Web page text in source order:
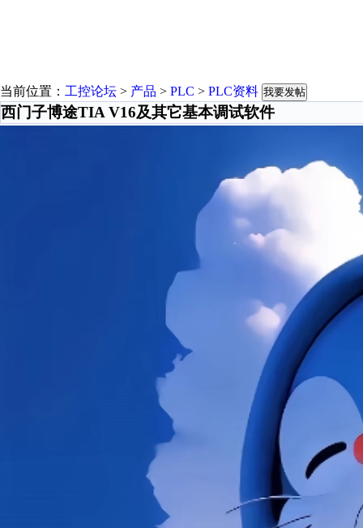
当前位置： 工控论坛 > 产品 > PLC > PLC资料 我要发帖
西门子博途TIA V16及其它基本调试软件